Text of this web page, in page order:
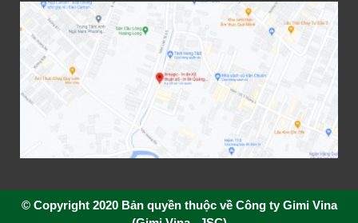
© Copyright 2020 Bản quyền thuộc về Công ty Gimi Vina